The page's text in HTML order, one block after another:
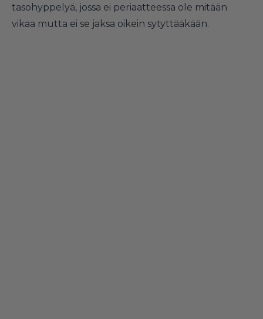
tasohyppelyä, jossa ei periaatteessa ole mitään
vikaa mutta ei se jaksa oikein sytyttääkään.